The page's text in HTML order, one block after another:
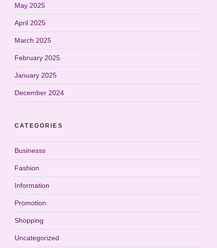
May 2025
April 2025
March 2025
February 2025
January 2025
December 2024
CATEGORIES
Businesss
Fashion
Information
Promotion
Shopping
Uncategorized